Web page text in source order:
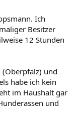
Ich
Besitzer
12 Stunden
und
habe ich kein
im Haushalt gar
und